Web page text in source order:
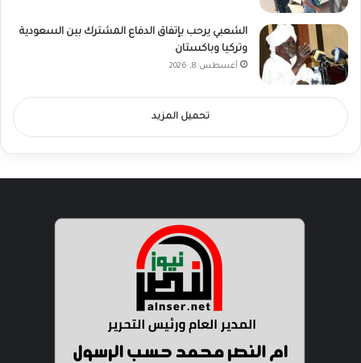
الشعبي يرحب بإتفاق الدفاع المشترك بين السعودية
وتركيا وباكستان
أغسطس 8, 2026
تحميل المزيد